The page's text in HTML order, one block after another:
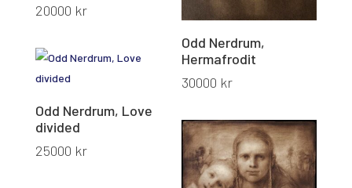
20000 kr
Odd Nerdrum,
Hermafrodit
30000 kr
Odd Nerdrum, Love
divided
25000 kr